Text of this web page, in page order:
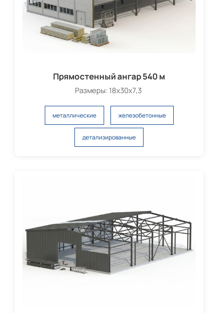
Прямостенный ангар 540 м
Размеры: 18х30х7,3
металлические железобетонные
детализированные